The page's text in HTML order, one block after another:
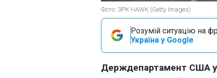
Фото: ЗРК HAWK (Getty Images)
Розумій ситуацію на
Україна у Google
Держдепартамент США